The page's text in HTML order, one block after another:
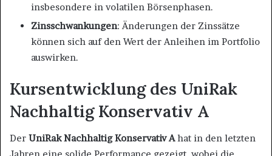
insbesondere in volatilen Börsenphasen.
Zinsschwankungen: Änderungen der Zinssätze
können sich auf den Wert der Anleihen im Portfolio
auswirken.
Kursentwicklung des UniRak
Nachhaltig Konservativ A
Der UniRak Nachhaltig Konservativ Ahat in den letzten